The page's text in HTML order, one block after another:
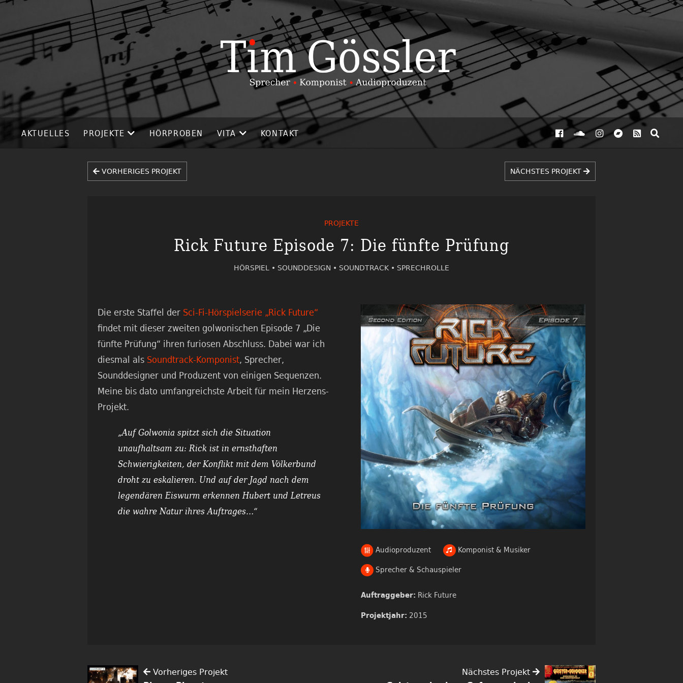
AKTUELLES PROJEKTE HÖRPROBEN VITA KONTAKT
VORHERIGES PROJEKT NÄCHSTES PROJEKT
PROJEKTE
Rick Future Episode 7: Die fünfte Prüfung
HÖRSPIEL • SOUNDDESIGN • SOUNDTRACK • SPRECHROLLE
Audioproduzent
Komponist & Musiker
Sprecher & Schauspieler
Auftraggeber: Rick Future
Projektjahr: 2015
Die erste Staffel derSci-Fi-Hörspielserie „Rick Future“
findet mit dieser zweiten golwonischen Episode 7 „Die
fünfte Prüfung“ ihren furiosen Abschluss. Dabei war ich
diesmal alsSoundtrack-Komponist, Sprecher,
Sounddesigner und Produzent von einigen Sequenzen.
Meine bis dato umfangreichste Arbeit für mein Herzens-
Projekt.
„Auf Golwonia spitzt sich die Situation
unaufhaltsam zu: Rick ist in ernsthaften
Schwierigkeiten, der Konflikt mit dem Völkerbund
droht zu eskalieren. Und auf der Jagd nach dem
legendären Eiswurm erkennen Hubert und Letreus
die wahre Natur ihres Auftrages…“
Vorheriges Projekt Nächstes Projekt